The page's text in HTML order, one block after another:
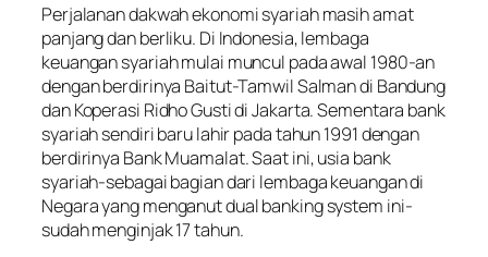
Perjalanan dakwah ekonomi syariah masih amat
panjang dan berliku. Di Indonesia, lembaga
keuangan syariah mulai muncul pada awal 1980-an
dengan berdirinya Baitut-Tamwil Salman di Bandung
dan Koperasi Ridho Gusti di Jakarta. Sementara bank
syariah sendiri baru lahir pada tahun 1991 dengan
berdirinya Bank Muamalat. Saat ini, usia bank
syariah-sebagai bagian dari lembaga keuangan di
Negara yang menganut dual banking system ini-
sudah menginjak 17 tahun.